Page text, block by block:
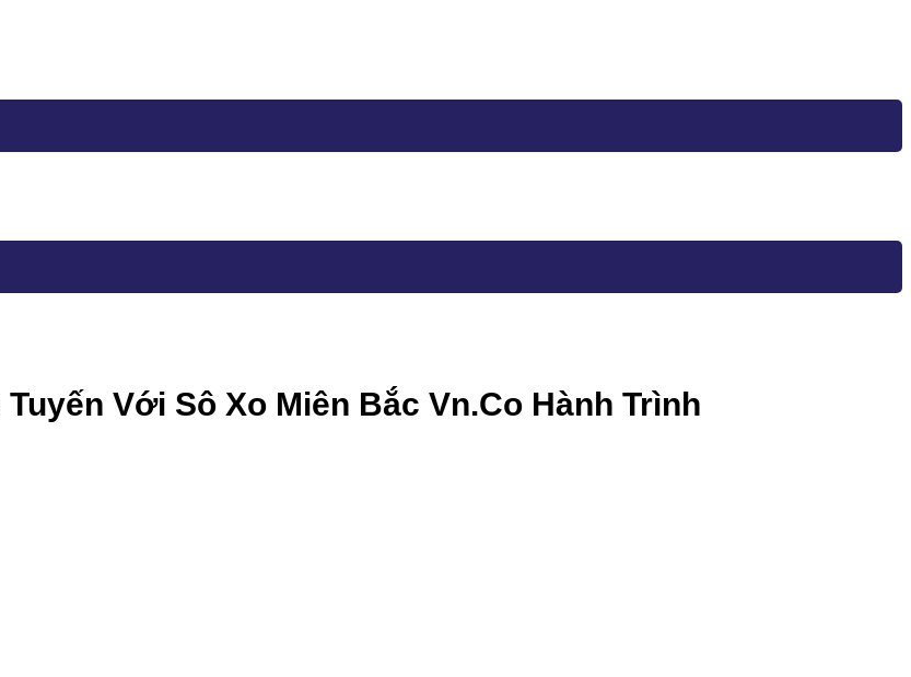
Với Sô Xo Miên Bắc Vn.Co Hành Trình